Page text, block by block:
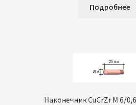
Подробнее
Наконечник CuCrZr M 6/